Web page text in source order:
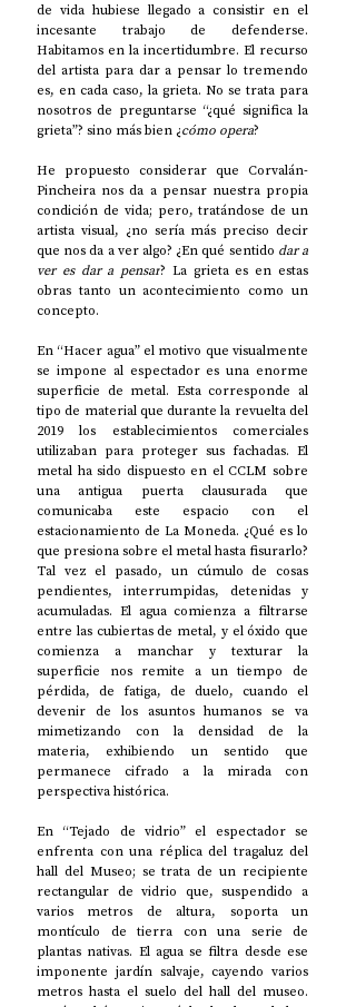
de vida hubiese llegado a consistir en el
incesante trabajo de defenderse.
Habitamos en la incertidumbre. El recurso
del artista para dar a pensar lo tremendo
es, en cada caso, la grieta. No se trata para
nosotros de preguntarse “¿qué significa la
grieta”? sino más bien ¿cómo opera?
He propuesto considerar que Corvalán-
Pincheira nos da a pensar nuestra propia
condición de vida; pero, tratándose de un
artista visual, ¿no sería más preciso decir
que nos da a ver algo? ¿En qué sentido dar a
ver es dar a pensar? La grieta es en estas
obras tanto un acontecimiento como un
concepto.
En “Hacer agua” el motivo que visualmente
se impone al espectador es una enorme
superficie de metal. Esta corresponde al
tipo de material que durante la revuelta del
2019 los establecimientos comerciales
utilizaban para proteger sus fachadas. El
metal ha sido dispuesto en el CCLM sobre
una antigua puerta clausurada que
comunicaba este espacio con el
estacionamiento de La Moneda. ¿Qué es lo
que presiona sobre el metal hasta fisurarlo?
Tal vez el pasado, un cúmulo de cosas
pendientes, interrumpidas, detenidas y
acumuladas. El agua comienza a filtrarse
entre las cubiertas de metal, y el óxido que
comienza a manchar y texturar la
superficie nos remite a un tiempo de
pérdida, de fatiga, de duelo, cuando el
devenir de los asuntos humanos se va
mimetizando con la densidad de la
materia, exhibiendo un sentido que
permanece cifrado a la mirada con
perspectiva histórica.
En “Tejado de vidrio” el espectador se
enfrenta con una réplica del tragaluz del
hall del Museo; se trata de un recipiente
rectangular de vidrio que, suspendido a
varios metros de altura, soporta un
montículo de tierra con una serie de
plantas nativas. El agua se filtra desde ese
imponente jardín salvaje, cayendo varios
metros hasta el suelo del hall del museo.